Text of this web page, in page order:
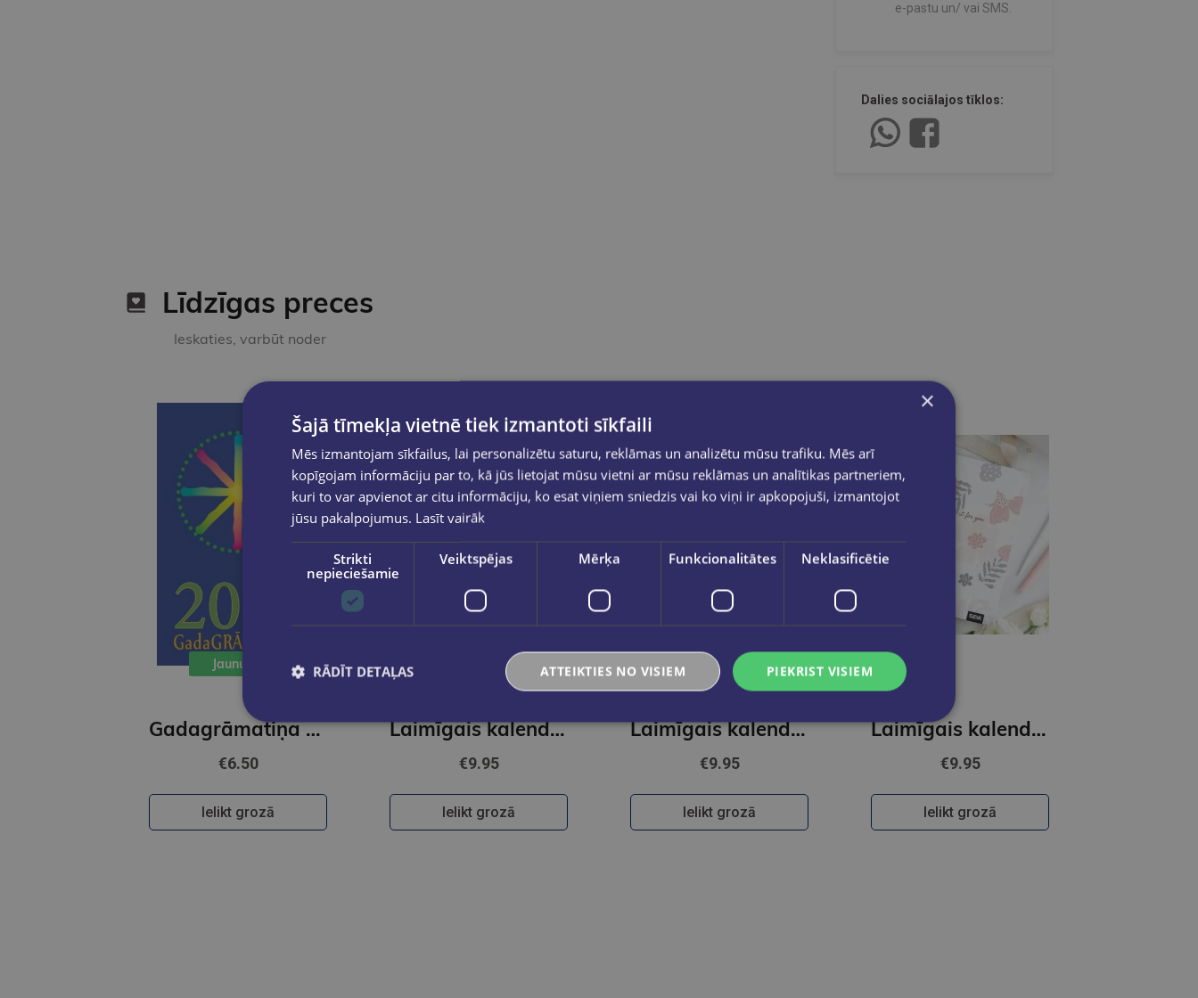
e-pastu un/ vai SMS.
Dalies sociālajos tīklos:
Līdzīgas preces
Ieskaties, varbūt noder
Jaunums
Gadagrāmatiņa 2027
€6.50
Ielikt grozā
Laimīgais kalendāra plānotājs 2026 Zebra
€9.95
Ielikt grozā
Laimīgais kalendāra plānotājs 2026 Mindset
€9.95
Ielikt grozā
Laimīgais kalendāra plānotājs 2026 Do it for you
€9.95
Ielikt grozā
×
Šajā tīmekļa vietnē tiek izmantoti sīkfaili
Mēs izmantojam sīkfailus, lai personalizētu saturu, reklāmas un analizētu mūsu trafiku. Mēs arī
kopīgojam informāciju par to, kā jūs lietojat mūsu vietni ar mūsu reklāmas un analītikas partneriem,
kuri to var apvienot ar citu informāciju, ko esat viņiem sniedzis vai ko viņi ir apkopojuši, izmantojot
jūsu pakalpojumus. Lasīt vairāk
Strikti
nepieciešamie
Veiktspējas Mērķa Funkcionalitātes Neklasificētie
PIEKRIST VISIEM
ATTEIKTIES NO VISIEM
RĀDĪT DETAĻAS